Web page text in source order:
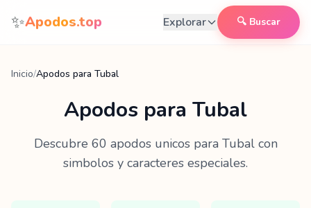
Saltar al contenido
✨Apodos.top Explorar 🔍 Buscar
Inicio/Apodos para Tubal
Apodos para Tubal
Descubre 60 apodos unicos para Tubalcon
simbolos y caracteres especiales.